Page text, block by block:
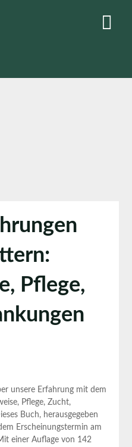
Pflege,
unsere Erfahrung mit dem
Pflege, Zucht,
Buch, herausgegeben
Erscheinungstermin am
einer Auflage von 142